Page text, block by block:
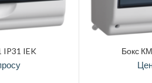
IP31 IEK Бокс